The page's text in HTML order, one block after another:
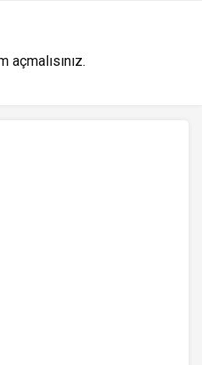
açmalısınız.